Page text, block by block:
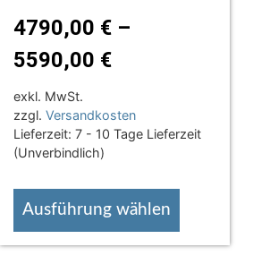
4790,00 € –
5590,00 €
exkl. MwSt.
zzgl. Versandkosten
Lieferzeit: 7 - 10 Tage Lieferzeit
(Unverbindlich)
Ausführung wählen